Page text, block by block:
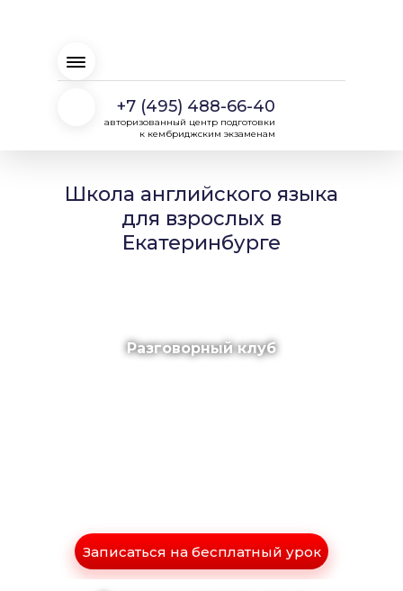
+7 (495) 488-66-40
авторизованный центр подготовки
к кембриджским экзаменам
Школа английского языка
для взрослых в
Екатеринбурге
Разговорный клуб
Записаться на бесплатный урок